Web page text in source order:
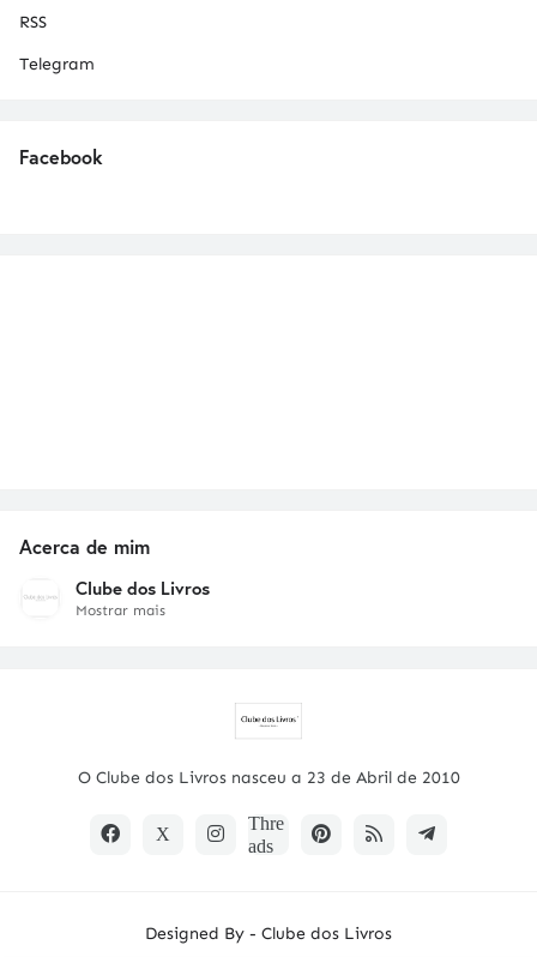
RSS
Telegram
Facebook
Acerca de mim
Clube dos Livros
Mostrar mais
O Clube dos Livros nasceu a 23 de Abril de 2010
Designed By - Clube dos Livros